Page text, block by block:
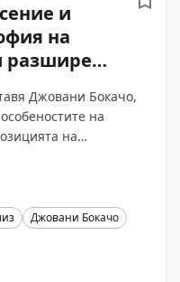
и
на
разширен
новела
Джовани Бокачо,
на
на
Джовани Бокачо